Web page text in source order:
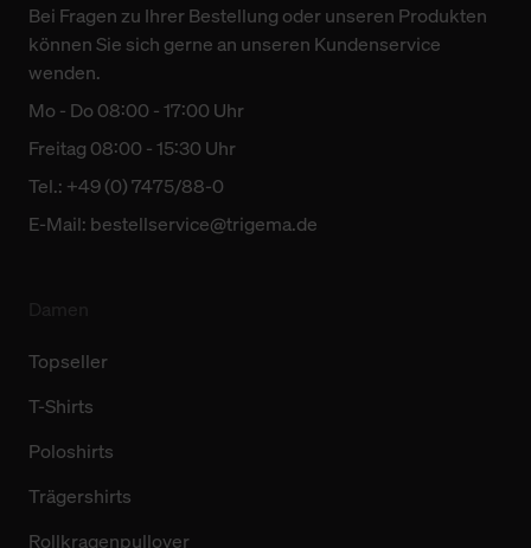
Bei Fragen zu Ihrer Bestellung oder unseren Produkten
können Sie sich gerne an unseren Kundenservice
wenden.
Mo - Do 08:00 - 17:00 Uhr
Freitag 08:00 - 15:30 Uhr
Tel.: +49 (0) 7475/88-0
E-Mail: bestellservice@trigema.de
Topseller
T-Shirts
Poloshirts
Trägershirts
Rollkragenpullover